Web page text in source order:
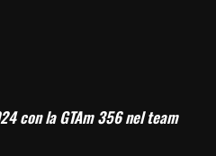
con la GTAm 356 nel team